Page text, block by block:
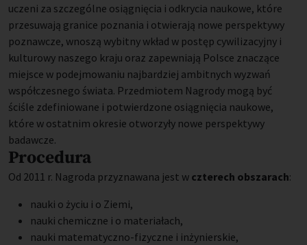
uczeni za szczególne osiągnięcia i odkrycia naukowe, które
przesuwają granice poznania i otwierają nowe perspektywy
poznawcze, wnoszą wybitny wkład w postęp cywilizacyjny i
kulturowy naszego kraju oraz zapewniają Polsce znaczące
miejsce w podejmowaniu najbardziej ambitnych wyzwań
współczesnego świata. Przedmiotem Nagrody mogą być
ściśle zdefiniowane i potwierdzone osiągnięcia naukowe,
które w ostatnim okresie otworzyły nowe perspektywy
badawcze.
Procedura
Od 2011 r. Nagroda przyznawana jest w czterech obszarach:
nauki o życiu i o Ziemi,
nauki chemiczne i o materiałach,
nauki matematyczno-fizyczne i inżynierskie,